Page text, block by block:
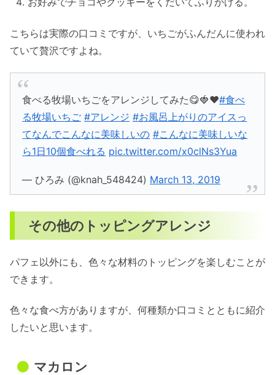
こちらは実際の口コミですが、いちごがふんだんに使われ
ていて贅沢ですよね。
食べる牧場いちごをアレンジしてみた😋🍓❤️#食べ
る牧場いちご #アレンジ #お風呂上がりのアイスっ
てなんでこんなに美味しいの #こんなに美味しいな
ら1日10個食べれる pic.twitter.com/x0clNs3Yua
— ひろみ (@knah_548424) March 13, 2019
その他のトッピングアレンジ
パフェ以外にも、色々な材料のトッピングを楽しむことが
できます。
色々な食べ方がありますが、何種類か口コミとともに紹介
したいと思います。
マカロン